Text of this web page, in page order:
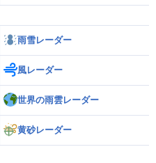
雨雪レーダー
風レーダー
世界の雨雲レーダー
黄砂レーダー